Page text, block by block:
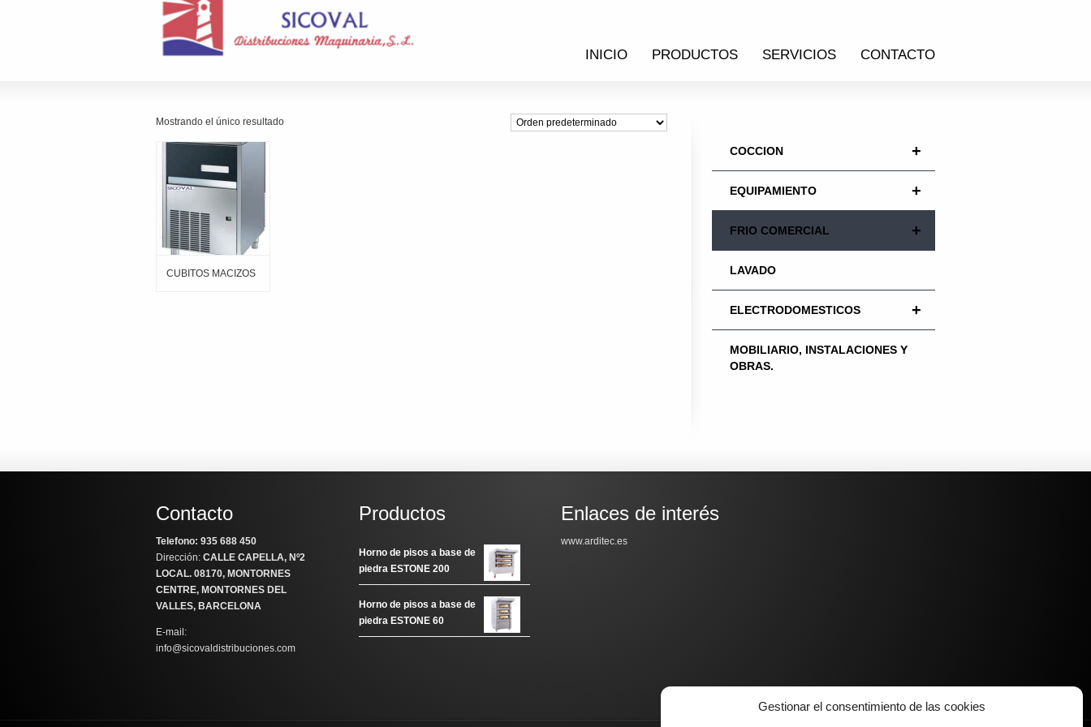
Gestionar el consentimiento de las cookies
INICIO PRODUCTOS SERVICIOS CONTACTO
Mostrando el único resultado
CUBITOS MACIZOS
+
COCCION
+
EQUIPAMIENTO
+
FRIO COMERCIAL
LAVADO
+
ELECTRODOMESTICOS
MOBILIARIO, INSTALACIONES Y
OBRAS.
Contacto
Telefono: 935 688 450
Dirección: CALLE CAPELLA, Nº2
LOCAL. 08170, MONTORNES
CENTRE, MONTORNES DEL
VALLES, BARCELONA
E-mail:
info@sicovaldistribuciones.com
Productos
Horno de pisos a base de
piedra ESTONE 200
Horno de pisos a base de
piedra ESTONE 60
Enlaces de interés
www.arditec.es